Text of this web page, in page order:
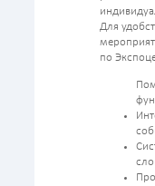
Для
по